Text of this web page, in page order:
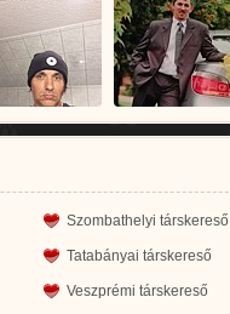
Szombathelyi társkereső
Tatabányai társkereső
Veszprémi társkereső